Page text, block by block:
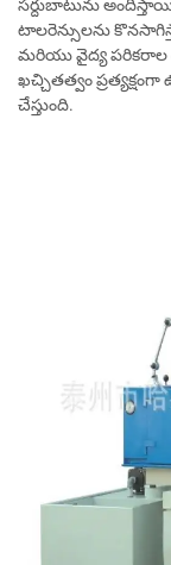
సర్దుబాటును
టాలరెన్సులను
మరియు వైద్య పరికరాల
ఖచ్చితత్వం
చేస్తుంది.